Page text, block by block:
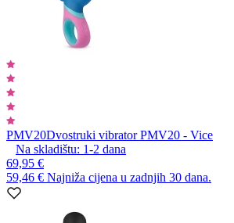
PMV20Dvostruki vibrator PMV20 - Vice
Na skladištu: 1-2 dana
69,95 €
59,46 € Najniža cijena u zadnjih 30 dana.